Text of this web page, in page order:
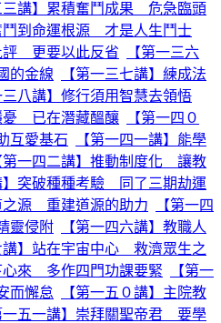
三講】累積奮鬥成果 危急臨頭
鬥到命運根源 才是人生鬥士
評 更要以此反省
【第一三六
的金線
【第一三七講】練成法
三八講】修行須用智慧去領悟
憂 已在潛藏醞釀
【第一四０
互愛基石
【第一四一講】能學
第一四二講】推動制度化 讓教
】突破種種考驗 同了三期劫運
之源 重建道源的助力
【第一四
靈侵附
【第一四六講】教職人
講】站在宇宙中心 救濟眾生之
心來 多作四門功課要緊
【第一
而懈怠
【第一五０講】主院教
一五一講】崇拜關聖帝君 要學